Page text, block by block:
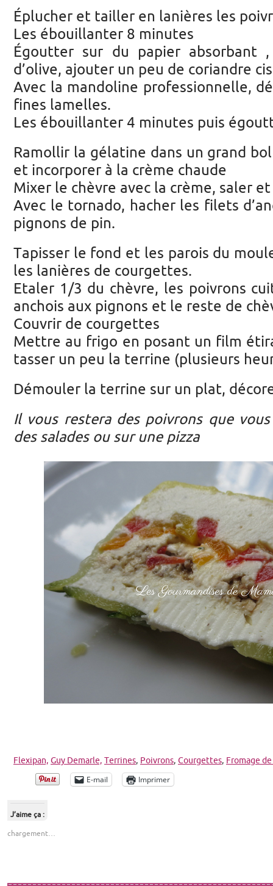
Éplucher et tailler en lanières les
Les ébouillanter 8 minutes
Égoutter sur du papier absorbant ,
d’olive, ajouter un peu de coriandre
Avec la mandoline professionnelle,
fines lamelles.
Les ébouillanter 4 minutes puis
Ramollir la gélatine dans un grand
et incorporer à la crème chaude
Mixer le chèvre avec la crème, saler
Avec le tornado, hacher les filets
pignons de pin.
Tapisser le fond et les parois du
les lanières de courgettes.
Etaler 1/3 du chèvre, les poivrons
anchois aux pignons et le reste de
Couvrir de courgettes
Mettre au frigo en posant un film
tasser un peu la terrine (plusieurs
Démouler la terrine sur un plat,
Il vous restera des poivrons que
des salades ou sur une pizza
Flexipan, Guy Demarle, Terrines, Poivrons, Courgettes, Fromage
E-mail Imprimer
J’aime ça :
chargement…